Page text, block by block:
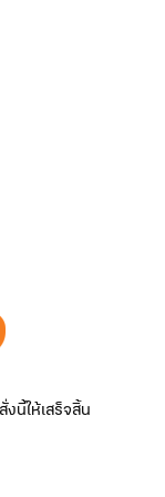
นี้ให้เสร็จสิ้น